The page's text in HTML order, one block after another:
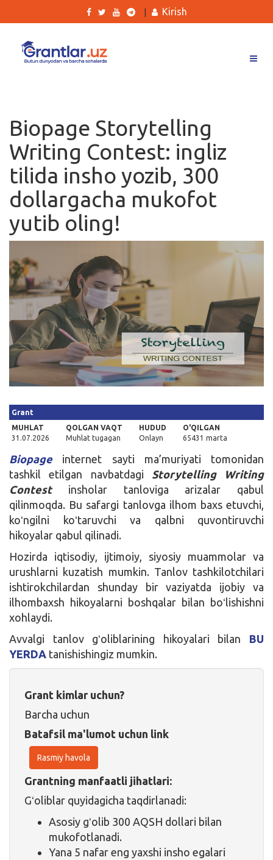
Ishlar
Kurslar
Blog
Yana
Qidirish
Kirish
Kirish
Biopage Storytelling
Writing Contest: ingliz
tilida insho yozib, 300
dollargacha mukofot
yutib oling!
Grant
MUHLAT
31.07.2026
QOLGAN VAQT
Muhlat tugagan
HUDUD
Onlayn
O'QILGAN
65431 marta
Biopageinternet sayti ma’muriyati tomonidan
tashkil etilgan navbatdagi Storytelling Writing
Contestinsholar tanloviga arizalar qabul
qilinmoqda. Bu safargi tanlovga ilhom baxs etuvchi,
koʻngilni koʻtaruvchi va qalbni quvontiruvchi
hikoyalar qabul qilinadi.
Hozirda iqtisodiy, ijtimoiy, siyosiy muammolar va
urushlarni kuzatish mumkin. Tanlov tashkilotchilari
ishtirokchilardan shunday bir vaziyatda ijobiy va
ilhombaxsh hikoyalarni boshqalar bilan boʻlishishni
xohlaydi.
Avvalgi tanlov gʻoliblarining hikoyalari bilan BU
YERDA tanishishingiz mumkin.
Grant kimlar uchun?
Barcha uchun
Batafsil ma'lumot uchun link
Rasmiy havola
Grantning manfaatli jihatlari:
Gʻoliblar quyidagicha taqdirlanadi:
Asosiy gʻolib 300 AQSH dollari bilan
mukofotlanadi.
Yana 5 nafar eng yaxshi insho egalari